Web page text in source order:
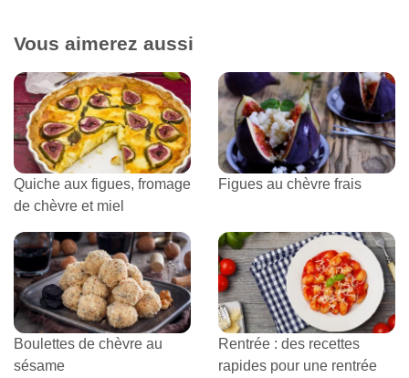
Vous aimerez aussi
Quiche aux figues, fromage
de chèvre et miel
Figues au chèvre frais
Boulettes de chèvre au
sésame
Rentrée : des recettes
rapides pour une rentrée